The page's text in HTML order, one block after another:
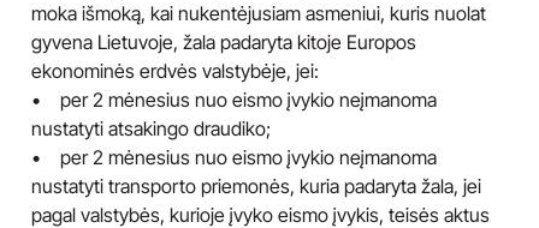
moka išmoką, kai nukentėjusiam asmeniui, kuris nuolat
gyvena Lietuvoje, žala padaryta kitoje Europos
ekonominės erdvės valstybėje, jei:
• per 2 mėnesius nuo eismo įvykio neįmanoma
nustatyti atsakingo draudiko;
• per 2 mėnesius nuo eismo įvykio neįmanoma
nustatyti transporto priemonės, kuria padaryta žala, jei
pagal valstybės, kurioje įvyko eismo įvykis, teisės aktus